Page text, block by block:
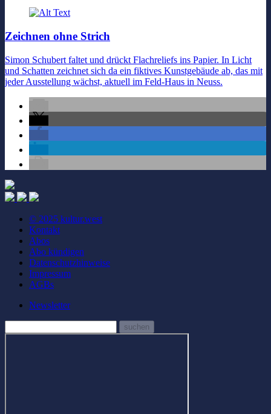
Zeichnen ohne Strich
Simon Schubert faltet und drückt Flachreliefs ins Papier. In Licht
und Schatten zeichnet sich da ein fiktives Kunstgebäude ab, das mit
jeder Ausstellung wächst, aktuell im Feld-Haus in Neuss.
© 2025 kultur.west
Kontakt
Abos
Abo kündigen
Datenschutzhinweise
Impressum
AGBs
Newsletter